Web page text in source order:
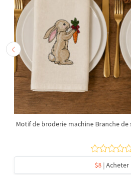
Motif de broderie machine Branche
$8| Acheter